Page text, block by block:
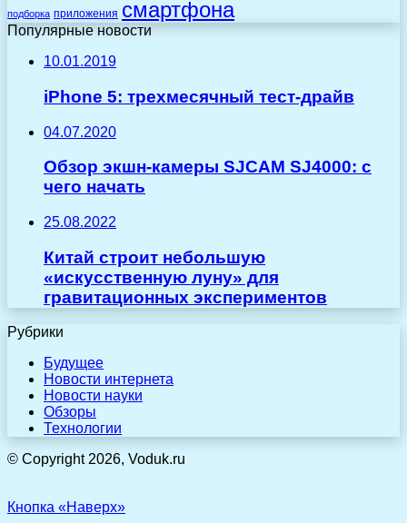
подборка приложения смартфона
Популярные новости
10.01.2019
iPhone 5: трехмесячный тест-драйв
04.07.2020
Обзор экшн-камеры SJCAM SJ4000: с
чего начать
25.08.2022
Китай строит небольшую
«искусственную луну» для
гравитационных экспериментов
Рубрики
Будущее
Новости интернета
Новости науки
Обзоры
Технологии
© Copyright 2026, Voduk.ru
Кнопка «Наверх»